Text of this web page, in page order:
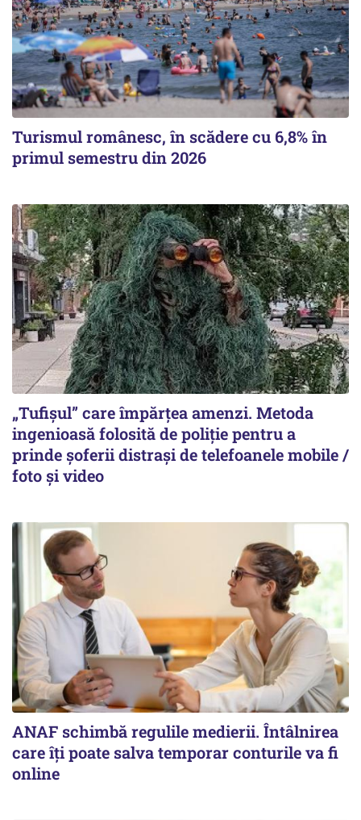
Turismul românesc, în scădere cu 6,8% în
primul semestru din 2026
„Tufișul” care împărțea amenzi. Metoda
ingenioasă folosită de poliție pentru a
prinde șoferii distrași de telefoanele mobile /
foto și video
ANAF schimbă regulile medierii. Întâlnirea
care îți poate salva temporar conturile va fi
online